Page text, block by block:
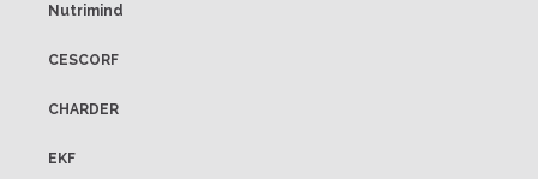
Nutrimind
CESCORF
CHARDER
EKF